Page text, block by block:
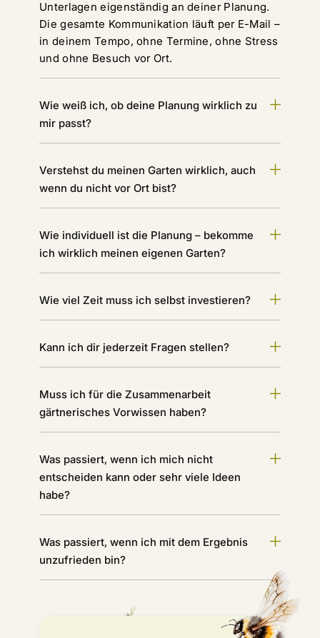
Unterlagen eigenständig an deiner Planung.
Die gesamte Kommunikation läuft per E-Mail –
in deinem Tempo, ohne Termine, ohne Stress
und ohne Besuch vor Ort.
Wie weiß ich, ob deine Planung wirklich zu
mir passt?
Verstehst du meinen Garten wirklich, auch
wenn du nicht vor Ort bist?
Wie individuell ist die Planung – bekomme
ich wirklich meinen eigenen Garten?
Wie viel Zeit muss ich selbst investieren?
Kann ich dir jederzeit Fragen stellen?
Muss ich für die Zusammenarbeit
gärtnerisches Vorwissen haben?
Was passiert, wenn ich mich nicht
entscheiden kann oder sehr viele Ideen
habe?
Was passiert, wenn ich mit dem Ergebnis
unzufrieden bin?